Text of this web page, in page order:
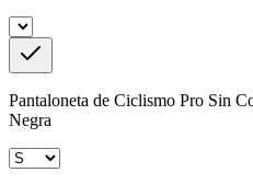
Pantaloneta de Ciclismo Pro Sin
Negra